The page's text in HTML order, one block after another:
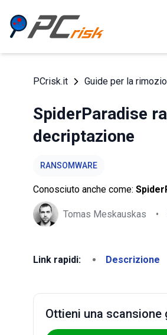
PCrisk.it Guide per la
SpiderParadise
decriptazione
RANSOMWARE
Conosciuto anche come:
Tomas Meskauskas •
Link rapidi: Descrizione
Ottieni una